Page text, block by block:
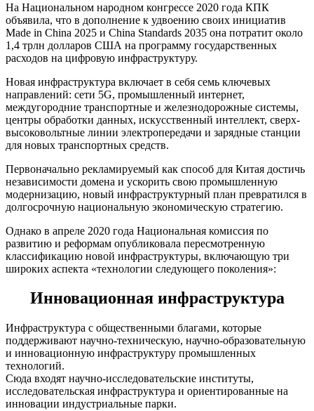
На Национальном народном конгрессе 2020 года КПК
объявила, что в дополнение к удвоению своих инициатив
Made in China 2025 и China Standards 2035 она потратит около
1,4 трлн долларов США на программу государственных
расходов на цифровую инфраструктуру.
Новая инфраструктура включает в себя семь ключевых
направлений: сети 5G, промышленный интернет,
междугородние транспортные и железнодорожные системы,
центры обработки данных, искусственный интеллект, сверх-
высоковольтные линии электропередачи и зарядные станции
для новых транспортных средств.
Первоначально рекламируемый как способ для Китая достичь
независимости домена и ускорить свою промышленную
модернизацию, новый инфраструктурный план превратился в
долгосрочную национальную экономическую стратегию.
Однако в апреле 2020 года Национальная комиссия по
развитию и реформам опубликовала пересмотренную
классификацию новой инфраструктуры, включающую три
широких аспекта «технологии следующего поколения»:
Инновационная инфраструктура
Инфраструктура с общественными благами, которые
поддерживают научно-техническую, научно-образовательную
и инновационную инфраструктуру промышленных
технологий.
Сюда входят научно-исследовательские институты,
исследовательская инфраструктура и ориентированные на
инновации индустриальные парки.